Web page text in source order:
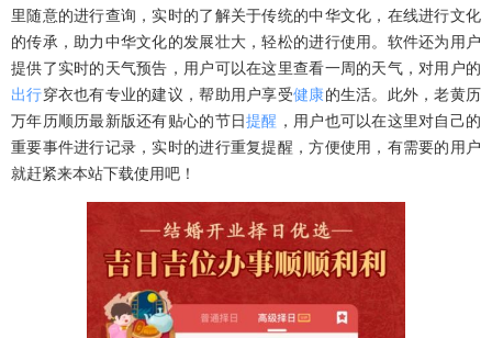
里随意的进行查询，实时的了解关于传统的中华文化，在线进行文化
的传承，助力中华文化的发展壮大，轻松的进行使用。软件还为用户
提供了实时的天气预告，用户可以在这里查看一周的天气，对用户的
出行穿衣也有专业的建议，帮助用户享受健康的生活。此外，老黄历
万年历顺历最新版还有贴心的节日提醒 ，用户也可以在这里对自己的
重要事件进行记录，实时的进行重复提醒，方便使用，有需要的用户
就赶紧来本站下载使用吧！